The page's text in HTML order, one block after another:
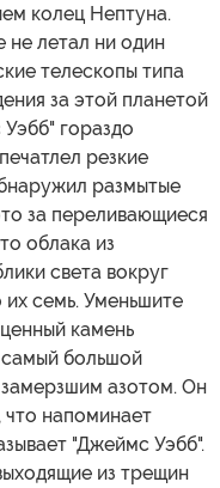
колец Нептуна.
не летал ни один
телескопы типа
за этой планетой
гораздо
резкие
размытые
за переливающиеся
облака из
света вокруг
их семь. Уменьшите
камень
самый большой
азотом. Он
что напоминает
"Джеймс Уэбб".
из трещин